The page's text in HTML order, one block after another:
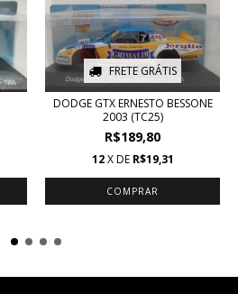
FRETE GRÁTIS
DODGE GTX ERNESTO BESSONE
2003 (TC25)
R$189,80
12 X DE R$19,31